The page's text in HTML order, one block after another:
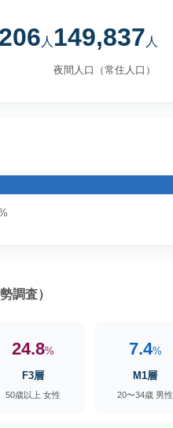
人 149,837 人
夜間人口（常住人口）
調査）
24.8%
F3層
50歳以上 女性
7.4%
M1層
20〜34歳 男性